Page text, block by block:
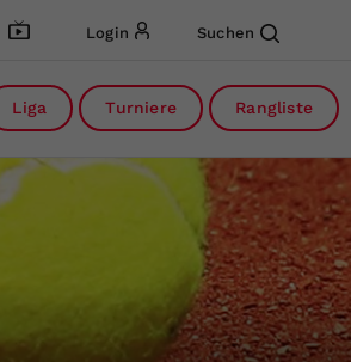
Login Suchen
Liga Turniere Rangliste